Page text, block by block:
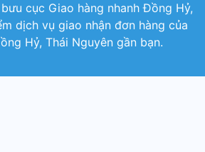
cục Giao hàng nhanh Đồng Hỷ,
dịch vụ giao nhận đơn hàng của
Hỷ, Thái Nguyên gần bạn.